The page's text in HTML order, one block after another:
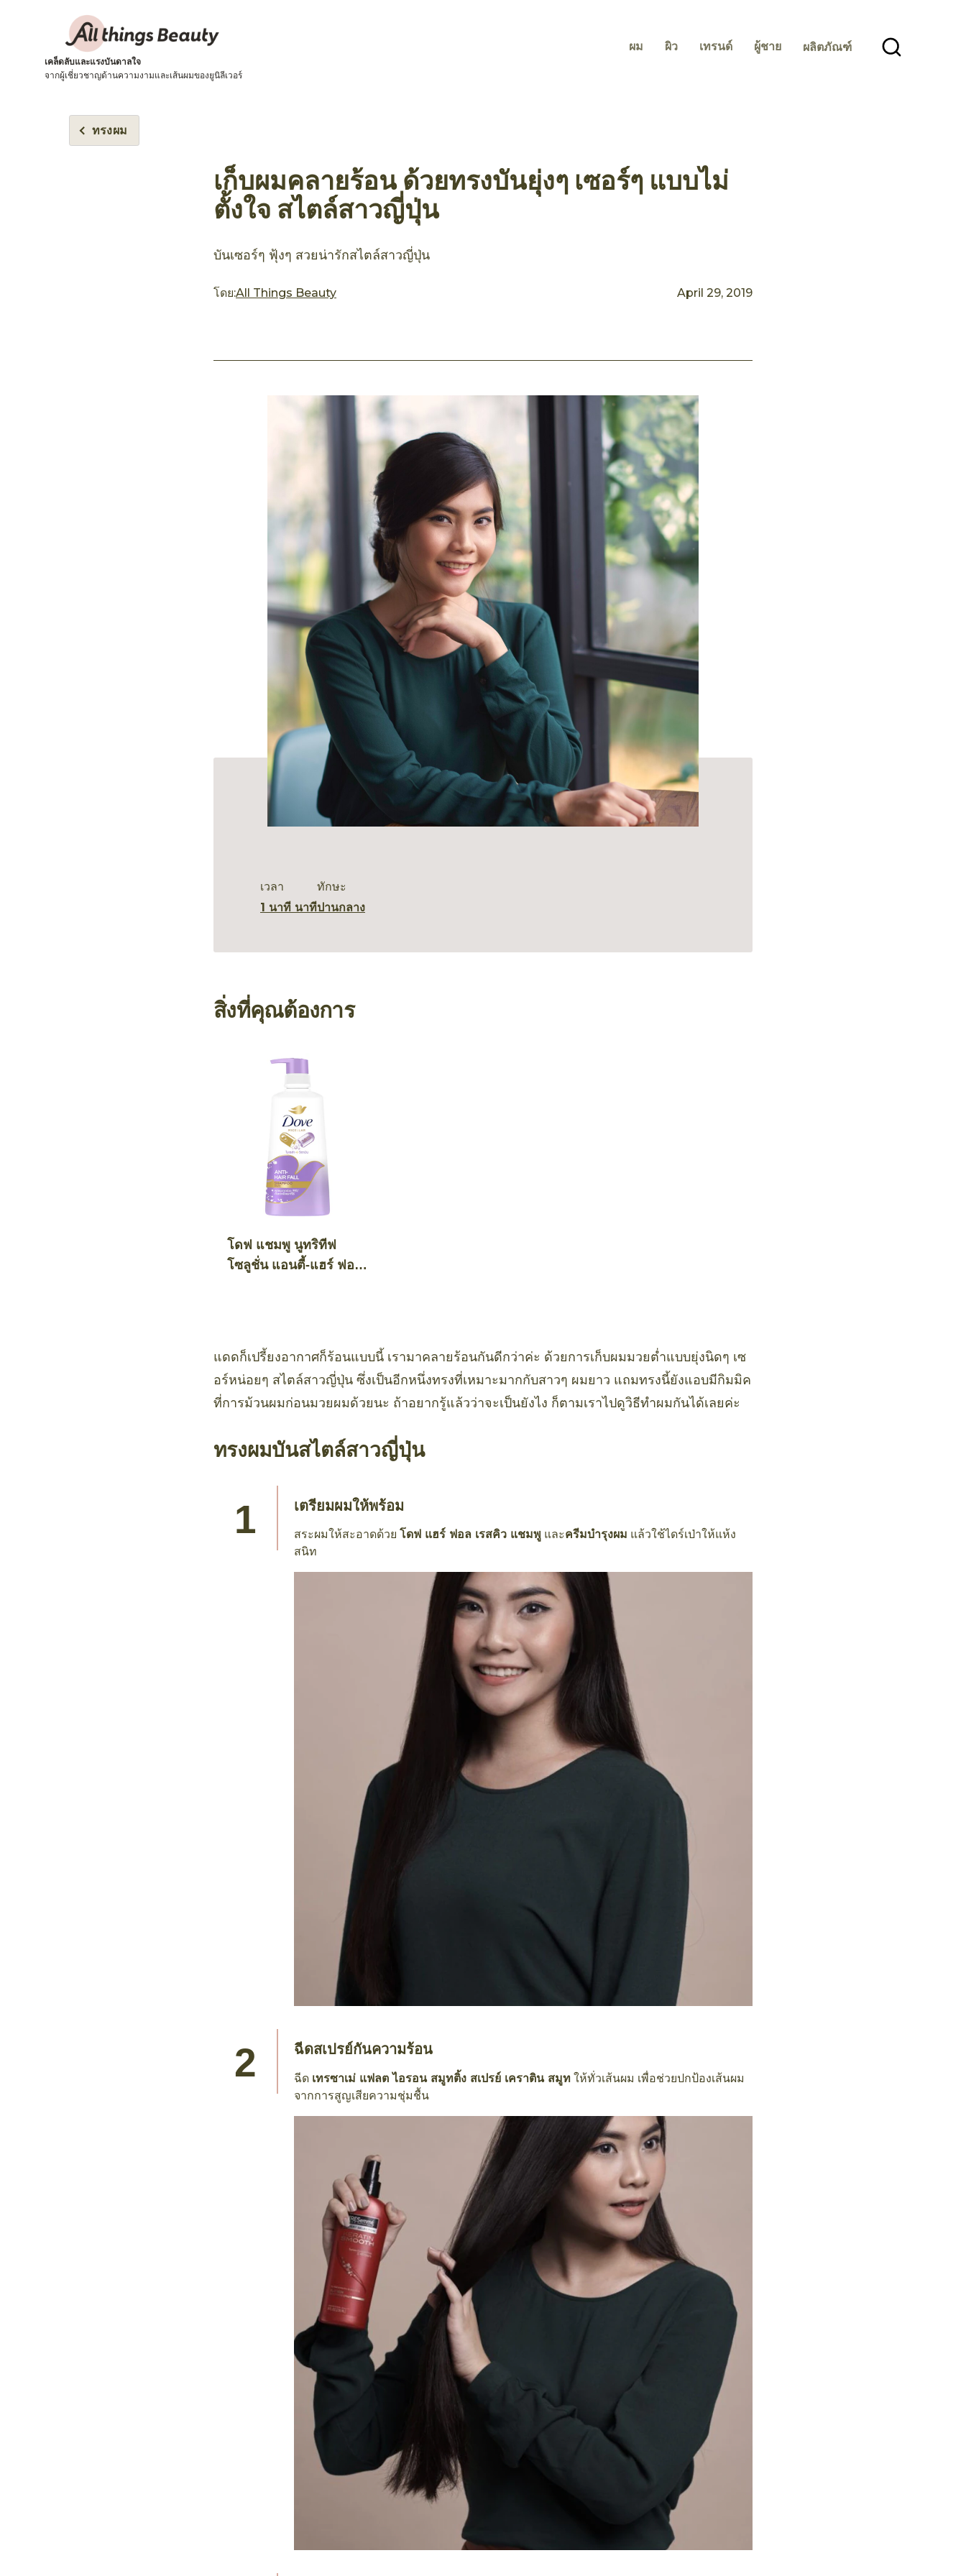
เคล็ดลับและแรงบันดาลใจ
จากผู้เชี่ยวชาญด้านความงามและเส้นผมของยูนิลีเวอร์
ผม ผิว เทรนด์ ผู้ชาย ผลิตภัณฑ์
ทรงผม
เก็บผมคลายร้อน ด้วยทรงบันยุ่งๆ เซอร์ๆ แบบไม่
ตั้งใจ สไตล์สาวญี่ปุ่น
บันเซอร์ๆ ฟุ้งๆ สวยน่ารักสไตล์สาวญี่ปุ่น
โดย:All Things Beauty April 29, 2019
เวลา
1 นาที นาที
ทักษะ
ปานกลาง
สิ่งที่คุณต้องการ
โดฟ แชมพู นูทริทีฟ
โซลูชั่น แอนตี้-แฮร์ ฟอล
แดดก็เปรี้ยงอากาศก็ร้อนแบบนี้ เรามาคลายร้อนกันดีกว่าค่ะ ด้วยการเก็บผมมวยต่ำแบบยุ่งนิดๆ เซ
อร์หน่อยๆ สไตล์สาวญี่ปุ่น ซึ่งเป็นอีกหนึ่งทรงที่เหมาะมากกับสาวๆ ผมยาว แถมทรงนี้ยังแอบมีกิมมิค
ที่การม้วนผมก่อนมวยผมด้วยนะ ถ้าอยากรู้แล้วว่าจะเป็นยังไง ก็ตามเราไปดูวิธีทำผมกันได้เลยค่ะ
ทรงผมบันสไตล์สาวญี่ปุ่น
เตรียมผมให้พร้อม
สระผมให้สะอาดด้วย โดฟ แฮร์ ฟอล เรสคิว แชมพู และครีมบำรุงผม แล้วใช้ไดร์เป่าให้แห้ง
สนิท
ฉีดสเปรย์กันความร้อน
ฉีด เทรซาเม่ แฟลต ไอรอน สมูทติ้ง สเปรย์ เคราติน สมูท ให้ทั่วเส้นผม เพื่อช่วยปกป้องเส้นผม
จากการสูญเสียความชุ่มชื้น